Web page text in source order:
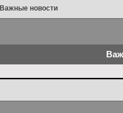
Важные новости